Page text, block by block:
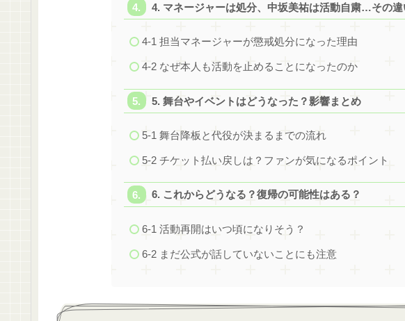
4. マネージャーは処分、中坂美祐は活動自粛…その違
4-1 担当マネージャーが懲戒処分になった理由
4-2 なぜ本人も活動を止めることになったのか
5. 舞台やイベントはどうなった？影響まとめ
5-1 舞台降板と代役が決まるまでの流れ
5-2 チケット払い戻しは？ファンが気になるポイント
6. これからどうなる？復帰の可能性はある？
6-1 活動再開はいつ頃になりそう？
6-2 まだ公式が話していないことにも注意